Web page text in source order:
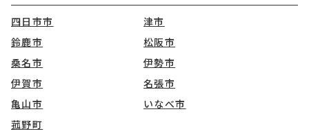
四日市市
津市
鈴鹿市
松阪市
桑名市
伊勢市
伊賀市
名張市
亀山市
いなべ市
菰野町